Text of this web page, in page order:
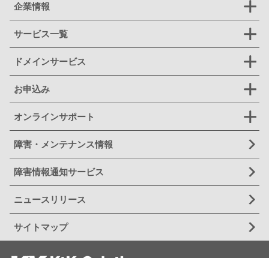
企業情報
サービス一覧
ドメインサービス
お申込み
オンラインサポート
障害・メンテナンス情報
障害情報通知サービス
ニュースリリース
サイトマップ